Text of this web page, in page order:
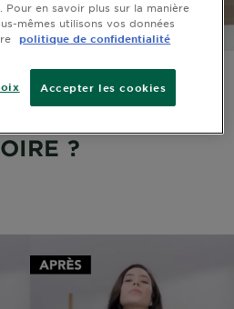
UNE
?
Pour en savoir plus sur la manière
mêmes utilisons vos données
politique de confidentialité
Accepter les cookies